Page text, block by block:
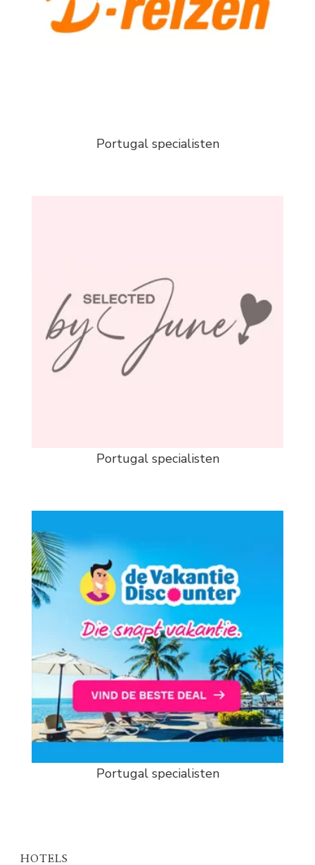
Portugal specialisten
Portugal specialisten
Portugal specialisten
HOTELS